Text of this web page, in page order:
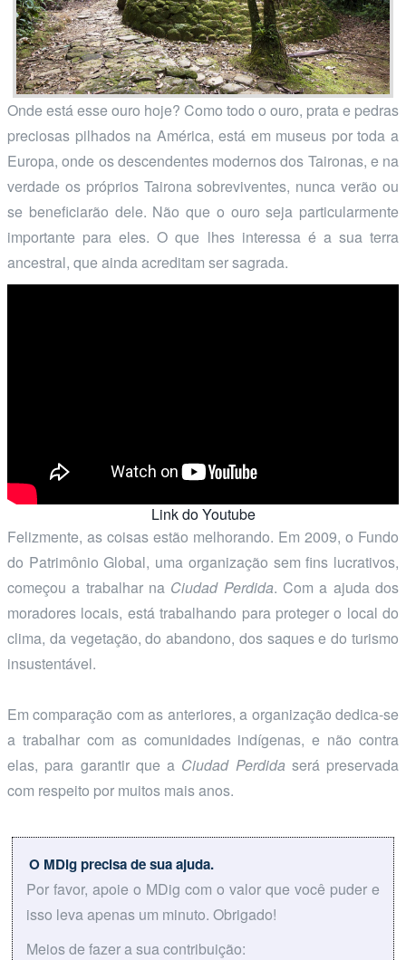
Onde está esse ouro hoje? Como todo o ouro, prata e pedras
preciosas pilhados na América, está em museus por toda a
Europa, onde os descendentes modernos dos Taironas, e na
verdade os próprios Tairona sobreviventes, nunca verão ou
se beneficiarão dele. Não que o ouro seja particularmente
importante para eles. O que lhes interessa é a sua terra
ancestral, que ainda acreditam ser sagrada.
Link do Youtube
Felizmente, as coisas estão melhorando. Em 2009, o Fundo
do Patrimônio Global, uma organização sem fins lucrativos,
começou a trabalhar na Ciudad Perdida. Com a ajuda dos
moradores locais, está trabalhando para proteger o local do
clima, da vegetação, do abandono, dos saques e do turismo
insustentável.
Em comparação com as anteriores, a organização dedica-se
a trabalhar com as comunidades indígenas, e não contra
elas, para garantir que a Ciudad Perdida será preservada
com respeito por muitos mais anos.
O MDig precisa de sua ajuda.
Por favor, apoie o MDig com o valor que você puder e
isso leva apenas um minuto. Obrigado!
Meios de fazer a sua contribuição: